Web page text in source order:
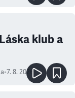
klub a
•7. 8. 2026